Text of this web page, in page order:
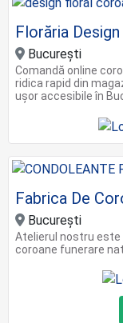
Florăria
Bucureşti
Comandă online
ridica rapid din
ușor accesibile în
Fabrica De
București
Atelierul nostru
coroane funerare